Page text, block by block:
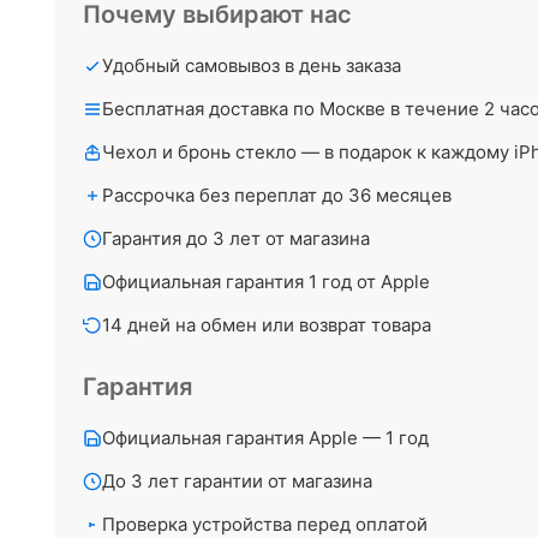
Почему выбирают нас
Удобный самовывоз в день заказа
Бесплатная доставка по Москве в течение 2
Чехол и бронь стекло — в подарок к каждому
Рассрочка без переплат до 36 месяцев
Гарантия до 3 лет от магазина
Официальная гарантия 1 год от Apple
14 дней на обмен или возврат товара
Гарантия
Официальная гарантия Apple — 1 год
До 3 лет гарантии от магазина
Проверка устройства перед оплатой